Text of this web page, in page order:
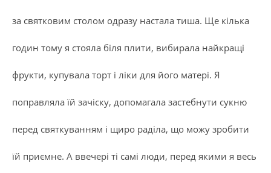
за святковим столом одразу настала тиша. Ще кілька
годин тому я стояла біля плити, вибирала найкращі
фрукти, купувала торт і ліки для його матері. Я
поправляла їй зачіску, допомагала застебнути сукню
перед святкуванням і щиро раділа, що можу зробити
їй приємне. А ввечері ті самі люди, перед якими я весь